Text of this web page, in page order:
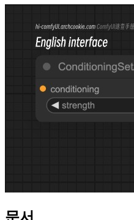
문서